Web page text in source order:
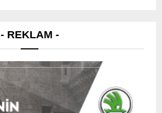
- REKLAM -